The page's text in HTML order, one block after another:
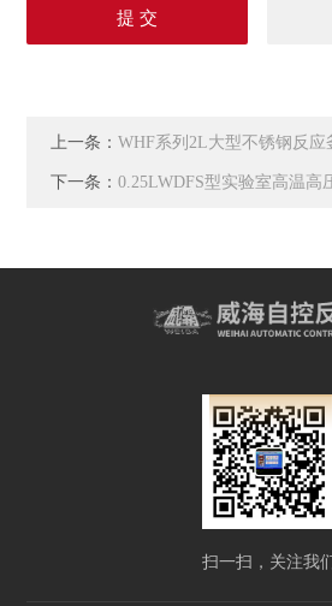
上一条：WHF系列2L大型不锈钢反应
下一条：0.25LWDFS型实验室高温高
扫一扫，关注我